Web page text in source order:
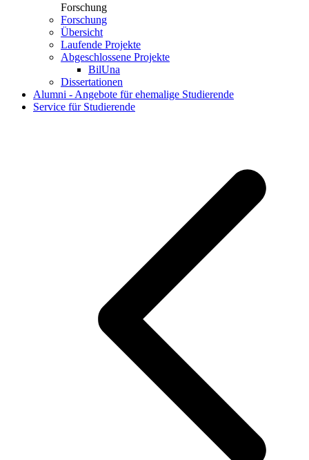
Forschung
Forschung
Übersicht
Laufende Projekte
Abgeschlossene Projekte
BilUna
Dissertationen
Alumni - Angebote für ehemalige Studierende
Service für Studierende